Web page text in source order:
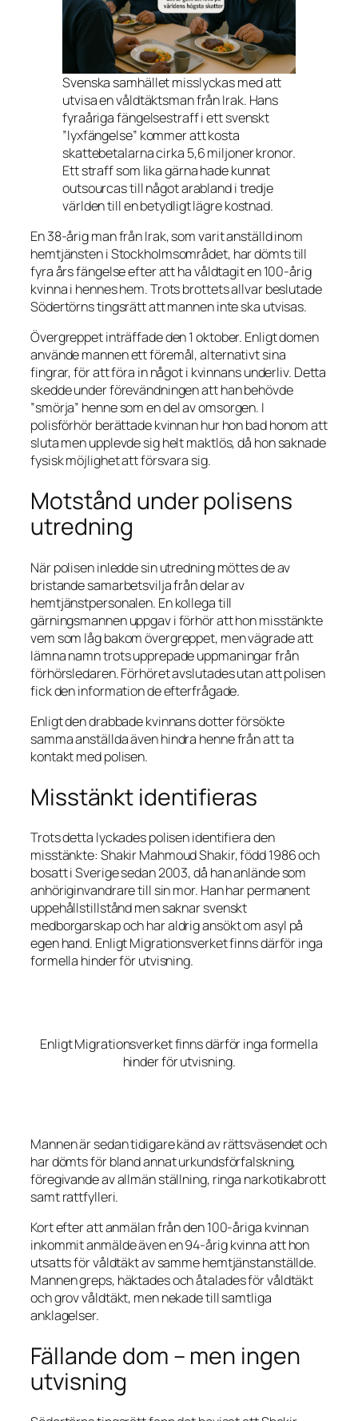
Svenska samhället misslyckas med att
utvisa en våldtäktsman från Irak. Hans
fyraåriga fängelsestraff i ett svenskt
”lyxfängelse” kommer att kosta
skattebetalarna cirka 5,6 miljoner kronor.
Ett straff som lika gärna hade kunnat
outsourcas till något arabland i tredje
världen till en betydligt lägre kostnad.
En 38-årig man från Irak, som varit anställd inom
hemtjänsten i Stockholmsområdet, har dömts till
fyra års fängelse efter att ha våldtagit en 100-årig
kvinna i hennes hem. Trots brottets allvar beslutade
Södertörns tingsrätt att mannen inte ska utvisas.
Övergreppet inträffade den 1 oktober. Enligt domen
använde mannen ett föremål, alternativt sina
fingrar, för att föra in något i kvinnans underliv. Detta
skedde under förevändningen att han behövde
”smörja” henne som en del av omsorgen. I
polisförhör berättade kvinnan hur hon bad honom att
sluta men upplevde sig helt maktlös, då hon saknade
fysisk möjlighet att försvara sig.
Motstånd under polisens
utredning
När polisen inledde sin utredning möttes de av
bristande samarbetsvilja från delar av
hemtjänstpersonalen. En kollega till
gärningsmannen uppgav i förhör att hon misstänkte
vem som låg bakom övergreppet, men vägrade att
lämna namn trots upprepade uppmaningar från
förhörsledaren. Förhöret avslutades utan att polisen
fick den information de efterfrågade.
Enligt den drabbade kvinnans dotter försökte
samma anställda även hindra henne från att ta
kontakt med polisen.
Misstänkt identifieras
Trots detta lyckades polisen identifiera den
misstänkte: Shakir Mahmoud Shakir, född 1986 och
bosatt i Sverige sedan 2003, då han anlände som
anhöriginvandrare till sin mor. Han har permanent
uppehållstillstånd men saknar svenskt
medborgarskap och har aldrig ansökt om asyl på
egen hand. Enligt Migrationsverket finns därför inga
formella hinder för utvisning.
Enligt Migrationsverket finns därför inga formella
hinder för utvisning.
Mannen är sedan tidigare känd av rättsväsendet och
har dömts för bland annat urkundsförfalskning,
föregivande av allmän ställning, ringa narkotikabrott
samt rattfylleri.
Kort efter att anmälan från den 100-åriga kvinnan
inkommit anmälde även en 94-årig kvinna att hon
utsatts för våldtäkt av samme hemtjänstanställde.
Mannen greps, häktades och åtalades för våldtäkt
och grov våldtäkt, men nekade till samtliga
anklagelser.
Fällande dom – men ingen
utvisning